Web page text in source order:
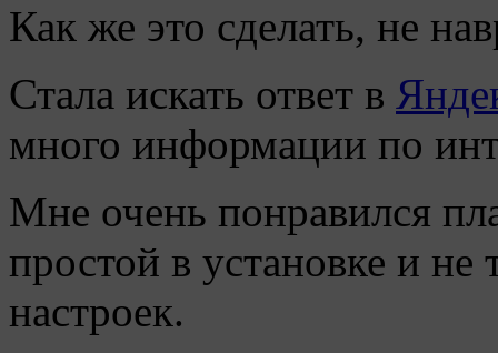
Как же это сделать, не
Стала искать ответ в
много информации по
Мне очень понравился
простой в установке и
настроек.